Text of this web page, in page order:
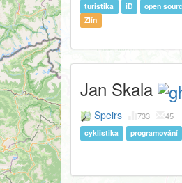
turistika iD open
Zlín
Jan Skala
Speirs 733 45
cyklistika programování